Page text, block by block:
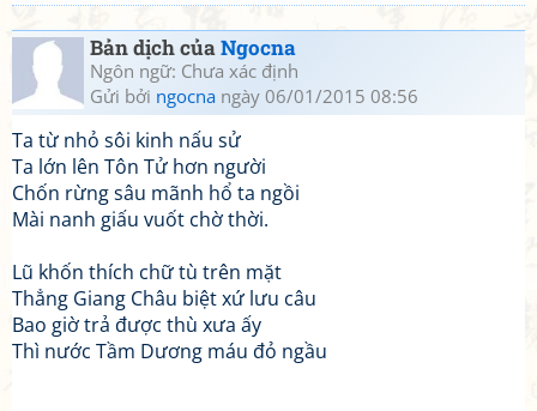
Bản dịch củaNgocna
Ngôn ngữ: Chưa xác định
Gửi bởi ngocna ngày 06/01/2015 08:56
Ta từ nhỏ sôi kinh nấu sử
Ta lớn lên Tôn Tử hơn người
Chốn rừng sâu mãnh hổ ta ngồi
Mài nanh giấu vuốt chờ thời.
Lũ khốn thích chữ tù trên mặt
Thẳng Giang Châu biệt xứ lưu câu
Bao giờ trả được thù xưa ấy
Thì nước Tầm Dương máu đỏ ngầu